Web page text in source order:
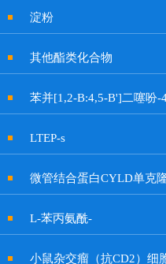
淀粉
其他酯类化合物
LTEP-s
L-苯丙氨酰-